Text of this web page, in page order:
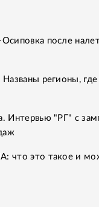
после
регионы,
Интервью "РГ" с
что это такое и